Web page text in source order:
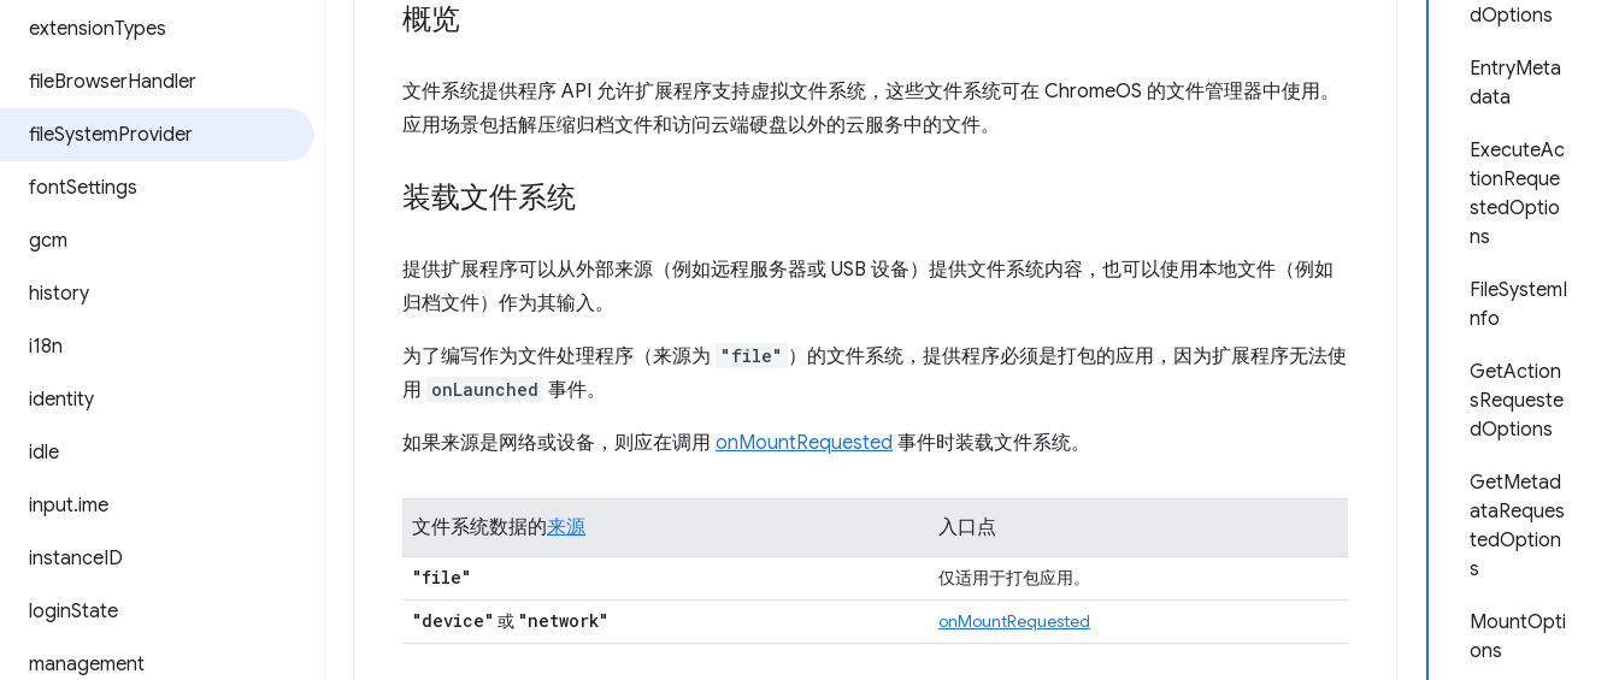
extensionTypes
fileBrowserHandler
fileSystemProvider
fontSettings
gcm
history
i18n
identity
idle
input.ime
instanceID
loginState
management
dOptions
EntryMeta
data
ExecuteAc
tionReque
stedOptio
ns
FileSystemI
nfo
GetAction
sRequeste
dOptions
GetMetad
ataReques
tedOption
s
MountOpti
ons
概览
文件系统提供程序 API 允许扩展程序支持虚拟文件系统，这些文件系统可在 ChromeOS 的文件管理器中使用。
应用场景包括解压缩归档文件和访问云端硬盘以外的云服务中的文件。
装载文件系统
提供扩展程序可以从外部来源（例如远程服务器或 USB 设备）提供文件系统内容，也可以使用本地文件（例如
归档文件）作为其输入。
为了编写作为文件处理程序（来源为 "file" ）的文件系统，提供程序必须是打包的应用，因为扩展程序无法使
用 onLaunched 事件。
如果来源是网络或设备，则应在调用 onMountRequested 事件时装载文件系统。
文件系统数据的来源 入口点
"file" 仅适用于打包应用。
"device" 或 "network" onMountRequested